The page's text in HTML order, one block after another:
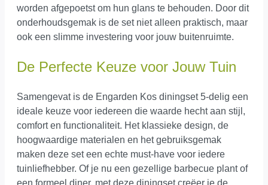
worden afgepoetst om hun glans te behouden. Door dit
onderhoudsgemak is de set niet alleen praktisch, maar
ook een slimme investering voor jouw buitenruimte.
De Perfecte Keuze voor Jouw Tuin
Samengevat is de Engarden Kos diningset 5-delig een
ideale keuze voor iedereen die waarde hecht aan stijl,
comfort en functionaliteit. Het klassieke design, de
hoogwaardige materialen en het gebruiksgemak
maken deze set een echte must-have voor iedere
tuinliefhebber. Of je nu een gezellige barbecue plant of